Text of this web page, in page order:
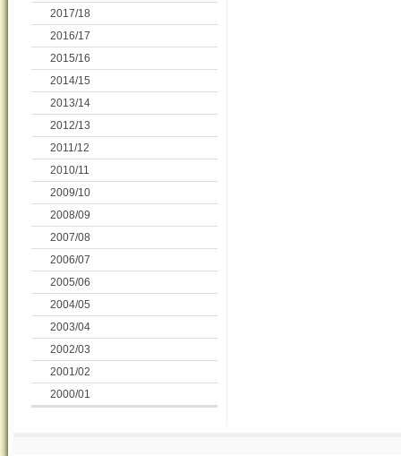
2017/18
2016/17
2015/16
2014/15
2013/14
2012/13
2011/12
2010/11
2009/10
2008/09
2007/08
2006/07
2005/06
2004/05
2003/04
2002/03
2001/02
2000/01